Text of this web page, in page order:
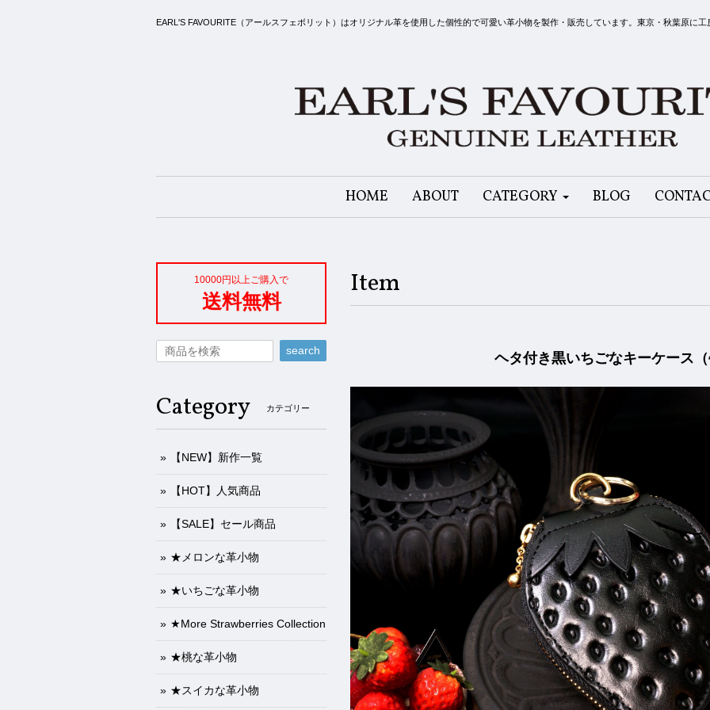
EARL'S FAVOURITE（アールスフェボリット）はオリジナル革を使用した個性的で可愛い革小物を製作・販売しています。東京・秋葉原に
HOME ABOUT CATEGORY BLOG
Item
ヘタ付き黒いちごなキーケース
10000円以上ご購入で
送料無料
search
Category カテゴリー
【NEW】新作一覧
【HOT】人気商品
【SALE】セール商品
★メロンな革小物
★いちごな革小物
★More Strawberries Collection
★桃な革小物
★スイカな革小物